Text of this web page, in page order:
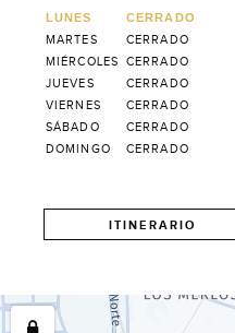
LUNES
CERRADO
MARTES
CERRADO
MIÉRCOLES
CERRADO
JUEVES
CERRADO
VIERNES
CERRADO
SÁBADO
CERRADO
DOMINGO
CERRADO
ITINERARIO